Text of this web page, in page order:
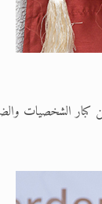
أقيم حفل استقبال خاص بمناسبة افتتاح